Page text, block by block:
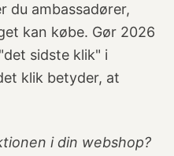
du ambassadører,
kan købe. Gør 2026
sidste klik" i
klik betyder, at
i din webshop?